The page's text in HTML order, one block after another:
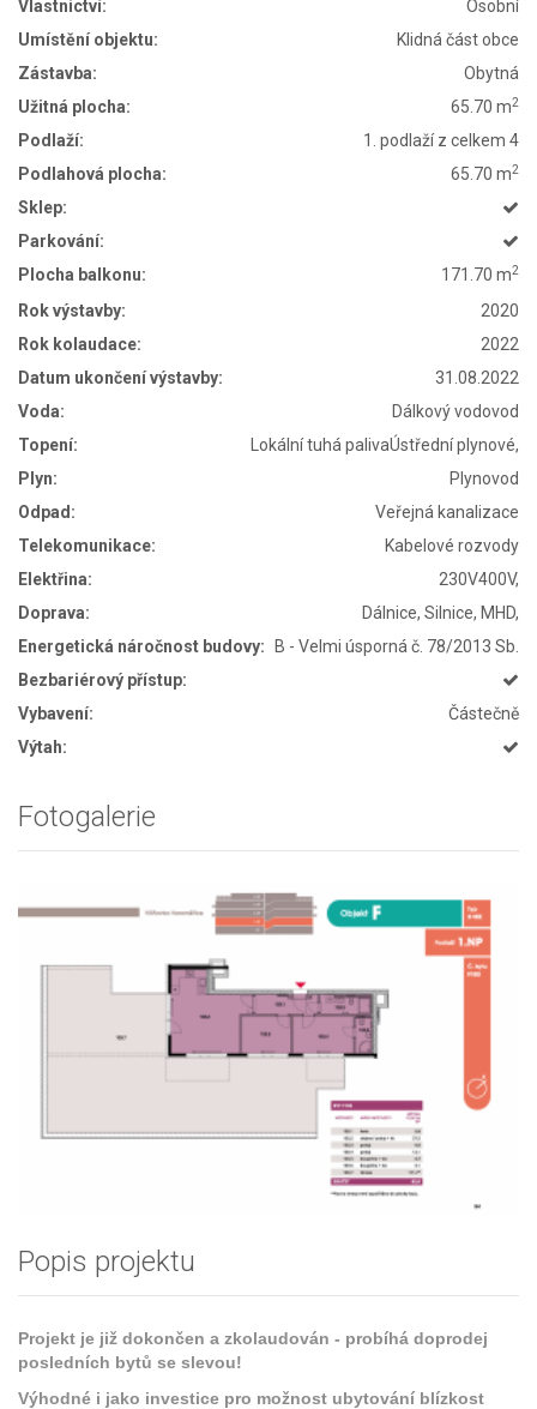
Vlastnictví:
Osobní
Umístění objektu:
Klidná část obce
Zástavba:
Obytná
Užitná plocha:
65.70 m2
Podlaží:
1. podlaží z celkem 4
Podlahová plocha:
65.70 m2
Sklep:
Parkování:
Plocha balkonu:
171.70 m2
Rok výstavby:
2020
Rok kolaudace:
2022
Datum ukončení výstavby:
31.08.2022
Voda:
Dálkový vodovod
Topení:
Lokální tuhá palivaÚstřední plynové,
Plyn:
Plynovod
Odpad:
Veřejná kanalizace
Telekomunikace:
Kabelové rozvody
Elektřina:
230V400V,
Doprava:
Dálnice, Silnice, MHD,
Energetická náročnost budovy:
B - Velmi úsporná č. 78/2013 Sb.
Bezbariérový přístup:
Vybavení:
Částečně
Výtah:
Fotogalerie
Popis projektu
Projekt je již dokončen a zkolaudován - probíhá doprodej
posledních bytů se slevou!
Výhodné i jako investice pro možnost ubytování blízkost